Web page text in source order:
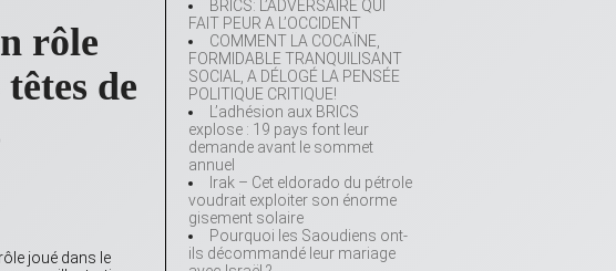
BRICS: L’ADVERSAIRE QUI
FAIT PEUR A L’OCCIDENT
COMMENT LA COCAÏNE,
FORMIDABLE TRANQUILISANT
SOCIAL, A DÉLOGÉ LA PENSÉE
POLITIQUE CRITIQUE!
L’adhésion aux BRICS
explose : 19 pays font leur
demande avant le sommet
annuel
Irak – Cet eldorado du pétrole
voudrait exploiter son énorme
gisement solaire
Pourquoi les Saoudiens ont-
ils décommandé leur mariage
rôle
de
joué dans le